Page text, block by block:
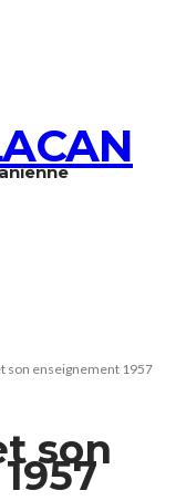
son enseignement 1957
son